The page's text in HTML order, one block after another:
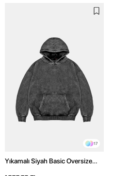
17
Yıkamalı Siyah Basic Oversize